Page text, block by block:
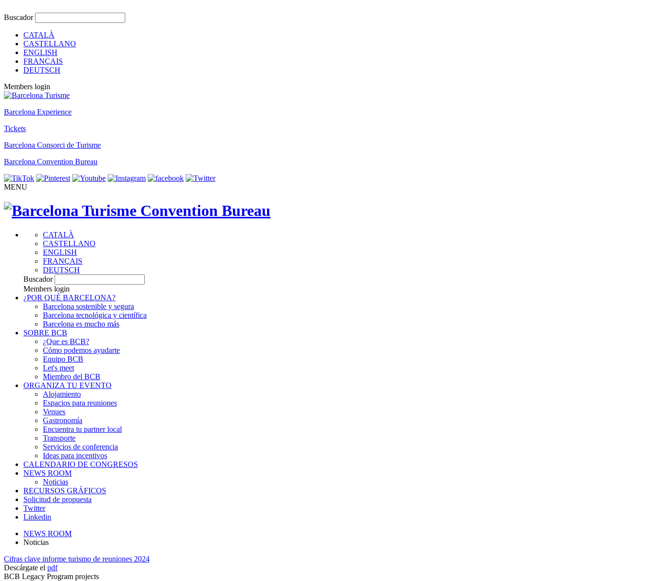
Buscador
CATALÀ
CASTELLANO
ENGLISH
FRANÇAIS
DEUTSCH
Members login
Barcelona Experience
Tickets
Barcelona Consorci de Turisme
Barcelona Convention Bureau
MENU
CATALÀ
CASTELLANO
ENGLISH
FRANÇAIS
DEUTSCH
Buscador
Members login
¿POR QUÉ BARCELONA?
Barcelona sostenible y segura
Barcelona tecnológica y científica
Barcelona es mucho más
SOBRE BCB
¿Que es BCB?
Cómo podemos ayudarte
Equipo BCB
Let's meet
Miembro del BCB
ORGANIZA TU EVENTO
Alojamiento
Espacios para reuniones
Venues
Gastronomía
Encuentra tu partner local
Transporte
Servicios de conferencia
Ideas para incentivos
CALENDARIO DE CONGRESOS
NEWS ROOM
Noticias
RECURSOS GRÁFICOS
Solicitud de propuesta
Twitter
Linkedin
NEWS ROOM
Noticias
Cifras clave informe turismo de reuniones 2024
Descárgate el pdf
BCB Legacy Program projects